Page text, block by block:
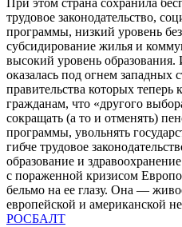
При этом страна сохранила
трудовое законодательство,
программы, низкий уровень
субсидирование жилья и
высокий уровень образования.
оказалась под огнем западных
правительства которых
гражданам, что «другого
сокращать (а то и отменять)
программы, увольнять
гибче трудовое
образование и
с пораженной кризисом
бельмо на ее глазу. Она —
европейской и американской
РОСБАЛТ